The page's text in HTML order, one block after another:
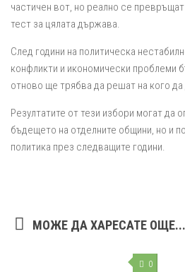
частичен вот, но реално се
тест за цялата държава.
След години на политическа
конфликти и икономически проблеми
отново ще трябва да решат на кого
Резултатите от тези избори могат да
бъдещето на отделните общини, но и
политика през следващите години.
МОЖЕ ДА ХАРЕСАТЕ ОЩЕ...
0